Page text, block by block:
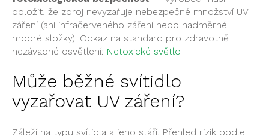
doložit, že zdroj nevyzařuje nebezpečné množství UV
záření (ani infračerveného záření nebo nadměrné
modré složky). Odkaz na standard pro zdravotně
nezávadné osvětlení: Netoxické světlo
Může běžné svítidlo
vyzařovat UV záření?
Záleží na typu svítidla a jeho stáří. Přehled rizik podle